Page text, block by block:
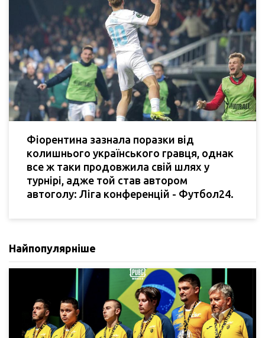
Фіорентина зазнала поразки від
колишнього українського гравця, однак
все ж таки продовжила свій шлях у
турнірі, адже той став автором
автоголу: Ліга конференцій - Футбол24.
Найпопулярніше